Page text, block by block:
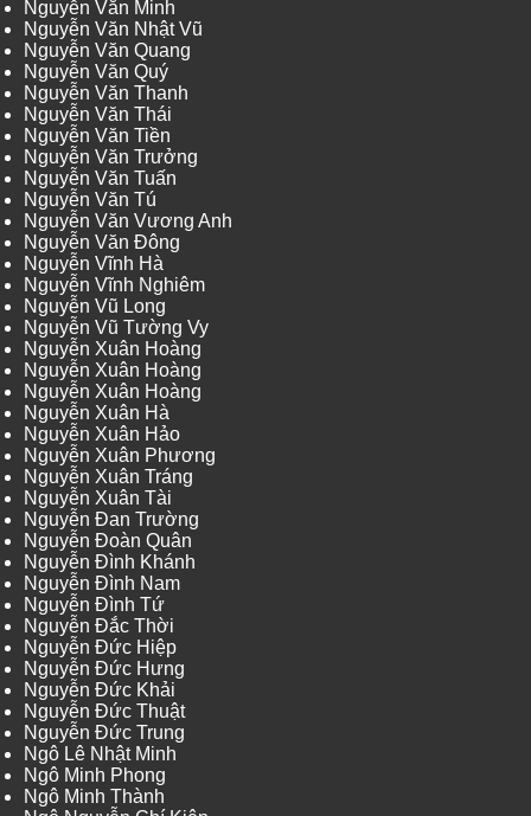
Nguyễn Văn Minh
Nguyễn Văn Nhật Vũ
Nguyễn Văn Quang
Nguyễn Văn Quý
Nguyễn Văn Thanh
Nguyễn Văn Thái
Nguyễn Văn Tiền
Nguyễn Văn Trưởng
Nguyễn Văn Tuấn
Nguyễn Văn Tú
Nguyễn Văn Vương Anh
Nguyễn Văn Đông
Nguyễn Vĩnh Hà
Nguyễn Vĩnh Nghiêm
Nguyễn Vũ Long
Nguyễn Vũ Tường Vy
Nguyễn Xuân Hoàng
Nguyễn Xuân Hoàng
Nguyễn Xuân Hoàng
Nguyễn Xuân Hà
Nguyễn Xuân Hảo
Nguyễn Xuân Phương
Nguyễn Xuân Tráng
Nguyễn Xuân Tài
Nguyễn Đan Trường
Nguyễn Đoàn Quân
Nguyễn Đình Khánh
Nguyễn Đình Nam
Nguyễn Đình Tứ
Nguyễn Đắc Thời
Nguyễn Đức Hiệp
Nguyễn Đức Hưng
Nguyễn Đức Khải
Nguyễn Đức Thuật
Nguyễn Đức Trung
Ngô Lê Nhật Minh
Ngô Minh Phong
Ngô Minh Thành